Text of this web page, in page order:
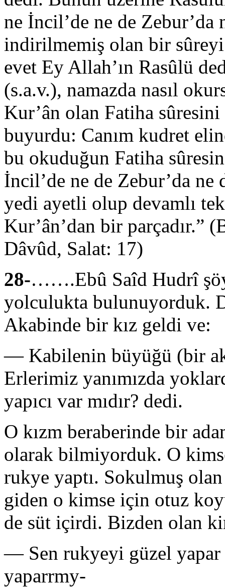
ne İncil’de ne de Zebur’da
indirilmemiş olan bir
evet Ey Allah’ın Rasûlü
(s.a.v.), namazda nasıl
Kur’ân olan Fatiha
buyurdu: Canım kudret
bu okuduğun Fatiha
İncil’de ne de Zebur’da
yedi ayetli olup devamlı
Kur’ân’dan bir parçadır.”
Dâvûd, Salat: 17)
28-…….Ebû Saîd Hudrî
yolculuk­ta bulunuyorduk.
Akabinde bir kız geldi ve:
— Kabilenin büyüğü (bir
Erle­rimiz yanımızda
yapıcı var mıdır? dedi.
O kızm beraberinde bir
ola­rak bilmiyorduk. O
rukye yaptı. So­kulmuş
giden o kimse için otuz
de süt içirdi. Bizden olan
— Sen rukyeyi güzel
yaparrmy-